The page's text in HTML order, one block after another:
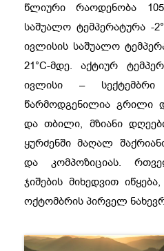
წლიური რაოდენობა
საშუალო ტემპერატურა -
ივლისის საშუალო
21°C-მდე. აქტიურ
ივლისი – სექტემბრი
წარმოდგენილია გრილი
და თბილი, მზიანი
ყურძენში მაღალ
და კომპოზიციას.
ჯიშების მიხედვით
ოქტომბრის პირველ